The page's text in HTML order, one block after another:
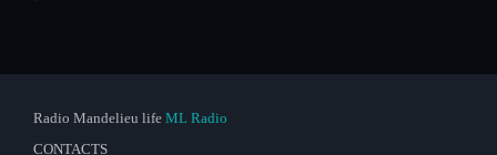
Radio Mandelieu life ML Radio
CONTACTS